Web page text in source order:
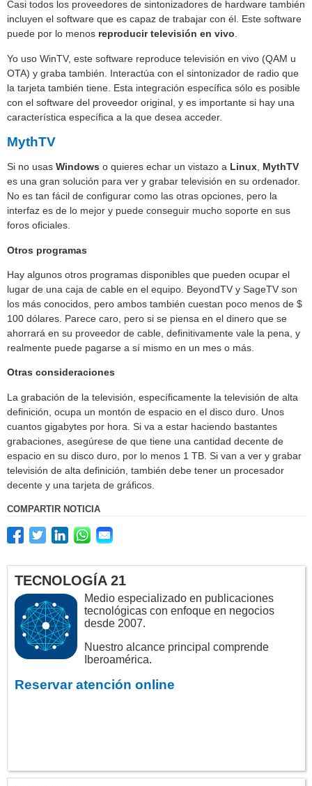
Casi todos los proveedores de sintonizadores de hardware también
incluyen el software que es capaz de trabajar con él. Este software
puede por lo menos reproducir televisión en vivo
Yo uso WinTV, este software reproduce televisión en vivo (QAM u
OTA) y graba también. Interactúa con el sintonizador de radio que
la tarjeta también tiene. Esta integración específica sólo es posible
con el software del proveedor original, y es importante si hay una
característica específica a la que desea acceder.
MythTV
Si no usas Windows o quieres echar un vistazo a Linux, MythTV
es una gran solución para ver y grabar televisión en su ordenador.
No es tan fácil de configurar como las otras opciones, pero la
interfaz es de lo mejor y puede conseguir mucho soporte en sus
foros oficiales.
Otros programas
Hay algunos otros programas disponibles que pueden ocupar el
lugar de una caja de cable en el equipo. BeyondTV y SageTV son
los más conocidos, pero ambos también cuestan poco menos de $
100 dólares. Parece caro, pero si se piensa en el dinero que se
ahorrará en su proveedor de cable, definitivamente vale la pena, y
realmente puede pagarse a sí mismo en un mes o más.
Otras consideraciones
La grabación de la televisión, específicamente la televisión de alta
definición, ocupa un montón de espacio en el disco duro. Unos
cuantos gigabytes por hora. Si va a estar haciendo bastantes
grabaciones, asegúrese de que tiene una cantidad decente de
espacio en su disco duro, por lo menos 1 TB. Si van a ver y grabar
televisión de alta definición, también debe tener un procesador
decente y una tarjeta de gráficos.
COMPARTIR NOTICIA
TECNOLOGÍA 21
Medio especializado en publicaciones
tecnológicas con enfoque en negocios
desde 2007.
Nuestro alcance principal comprende
Iberoamérica.
Reservar atención online